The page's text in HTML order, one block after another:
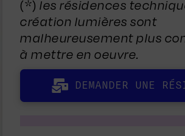
(*)les résidences
création lumières sont
malheureusement plus
à mettre en oeuvre.
DEMANDER UNE